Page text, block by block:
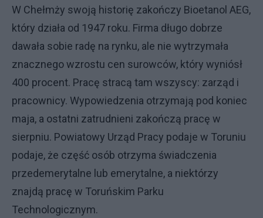
W Chełmży swoją historię zakończy Bioetanol AEG,
który działa od 1947 roku. Firma długo dobrze
dawała sobie radę na rynku, ale nie wytrzymała
znacznego wzrostu cen surowców, który wyniósł
400 procent. Pracę stracą tam wszyscy: zarząd i
pracownicy. Wypowiedzenia otrzymają pod koniec
maja, a ostatni zatrudnieni zakończą pracę w
sierpniu. Powiatowy Urząd Pracy podaje w Toruniu
podaje, że część osób otrzyma świadczenia
przedemerytalne lub emerytalne, a niektórzy
znajdą pracę w Toruńskim Parku
Technologicznym.